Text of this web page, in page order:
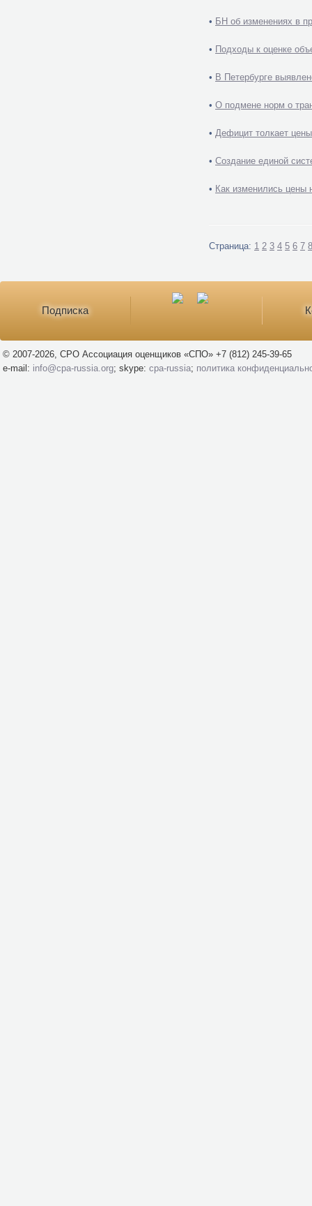
• БН об изменениях в
• Подходы к оценке
• В Петербурге
• О подмене норм о
• Дефицит толкает цены
• Создание единой
• Как изменились цены
Страница: 1 2 3 4 5 6 7 8
Подписка
© 2007-2026, СРО Ассоциация оценщиков «СПО» +7 (812) 245-39-65
e-mail: info@cpa-russia.org; skype: cpa-russia; политика